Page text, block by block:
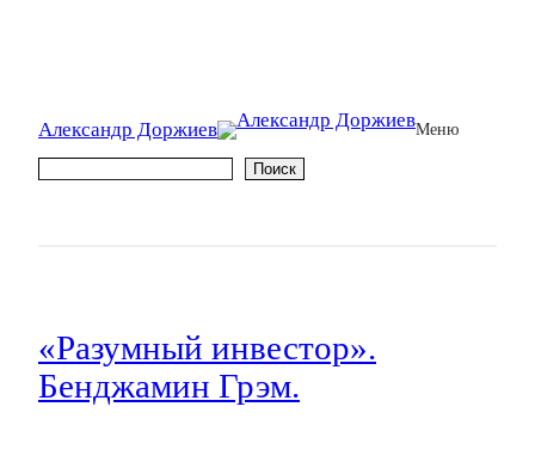
Александр Доржиев Меню
Поиск
«Разумный инвестор».
Бенджамин Грэм.